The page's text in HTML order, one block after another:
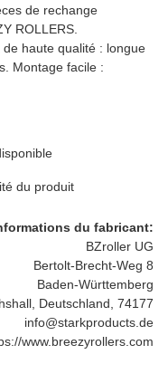
de rechange
ROLLERS.
haute qualité : longue
Montage facile :
du produit
du fabricant:
BZroller UG
Bertolt-Brecht-Weg 8
Baden-Württemberg
Deutschland, 74177
info@starkproducts.de
www.breezyrollers.com